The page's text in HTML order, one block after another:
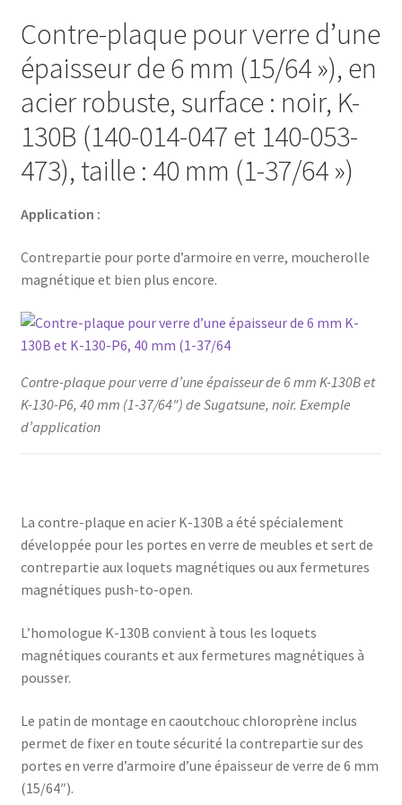
pour
porte
d’armoire
en
verre,
moucherolle
magnétique
bien
encore,
par
/
LAMP®
Contre-plaque pour verre d’une
épaisseur de 6 mm (15/64 »), en
acier robuste, surface : noir, K-
130B (140-014-047 et 140-053-
473), taille : 40 mm (1-37/64 »)
Application :
Contrepartie pour porte d’armoire en verre, moucherolle
magnétique et bien plus encore.
Contre-plaque pour verre d’une épaisseur de 6 mm K-130B et
K-130-P6, 40 mm (1-37/64″) de Sugatsune, noir. Exemple
d’application
La contre-plaque en acier K-130B a été spécialement
développée pour les portes en verre de meubles et sert de
contrepartie aux loquets magnétiques ou aux fermetures
magnétiques push-to-open.
L’homologue K-130B convient à tous les loquets
magnétiques courants et aux fermetures magnétiques à
pousser.
Le patin de montage en caoutchouc chloroprène inclus
permet de fixer en toute sécurité la contrepartie sur des
portes en verre d’armoire d’une épaisseur de verre de 6 mm
(15/64″).